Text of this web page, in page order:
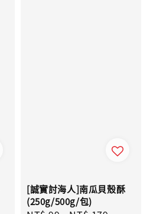
[誠實討海人]南瓜貝殼酥
(250g/500g/包)